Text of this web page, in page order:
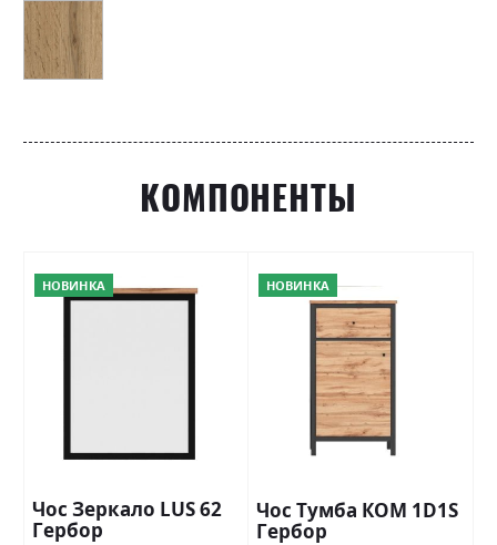
КОМПОНЕНТЫ
НОВИНКА
Чос Зеркало LUS 62
Гербор
НОВИНКА
Чос Тумба КОМ 1D1S
Гербор